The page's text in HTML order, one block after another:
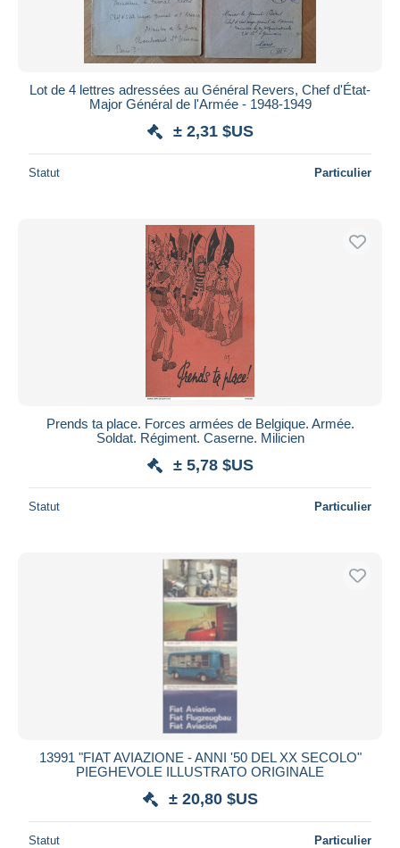
Lot de 4 lettres adressées au Général Revers, Chef d'État-
Major Général de l'Armée - 1948-1949
± 2,31 $US
Statut Particulier
Prends ta place. Forces armées de Belgique. Armée.
Soldat. Régiment. Caserne. Milicien
± 5,78 $US
Statut Particulier
13991 "FIAT AVIAZIONE - ANNI '50 DEL XX SECOLO"
PIEGHEVOLE ILLUSTRATO ORIGINALE
± 20,80 $US
Statut Particulier